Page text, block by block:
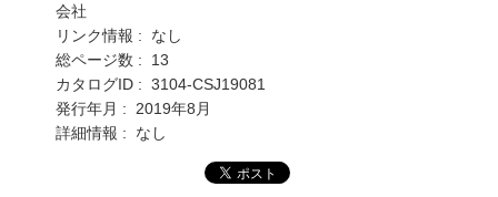
会社
リンク情報 : なし
総ページ数 : 13
カタログID : 3104-CSJ19081
発行年月 : 2019年8月
詳細情報 : なし